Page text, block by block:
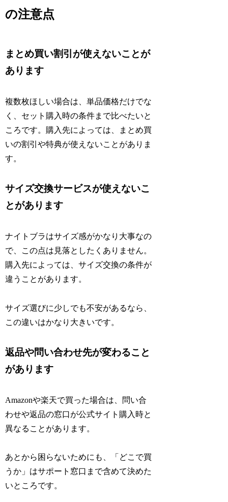
の注意点
まとめ買い割引が使えないことが
あります
複数枚ほしい場合は、単品価格だけでな
く、セット購入時の条件まで比べたいと
ころです。購入先によっては、まとめ買
いの割引や特典が使えないことがありま
す。
サイズ交換サービスが使えないこ
とがあります
ナイトブラはサイズ感がかなり大事なの
で、この点は見落としたくありません。
購入先によっては、サイズ交換の条件が
違うことがあります。
サイズ選びに少しでも不安があるなら、
この違いはかなり大きいです。
返品や問い合わせ先が変わること
があります
Amazonや楽天で買った場合は、問い合
わせや返品の窓口が公式サイト購入時と
異なることがあります。
あとから困らないためにも、「どこで買
うか」はサポート窓口まで含めて決めた
いところです。